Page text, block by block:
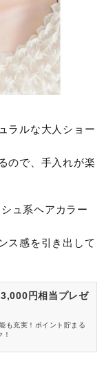
ラルな大人ショー
ので、手入れが楽
ュ系ヘアカラー
ス感を引き出して
円相当プレゼ
も充実！ポイント貯まる